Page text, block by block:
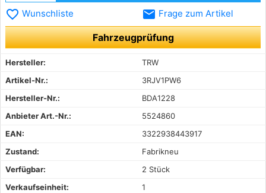
favorite_border Wunschliste email Frage zum Artikel
Fahrzeugprüfung
Hersteller:
TRW
Artikel-Nr.:
3RJV1PW6
Hersteller-Nr.:
BDA1228
Anbieter Art.-Nr.:
5524860
EAN:
3322938443917
Zustand:
Fabrikneu
Verfügbar:
2 Stück
Verkaufseinheit:
1